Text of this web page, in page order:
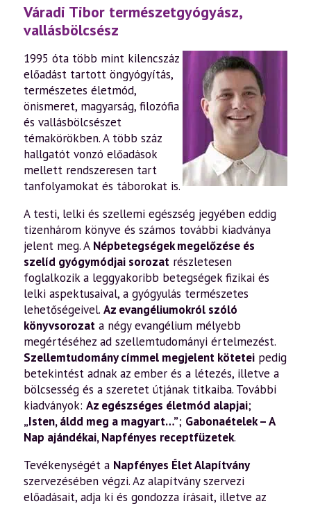
Váradi Tibor természetgyógyász,
vallásbölcsész
1995 óta több mint kilencszáz
előadást tartott öngyógyítás,
természetes életmód,
önismeret, magyarság, filozófia
és vallásbölcsészet
témakörökben. A több száz
hallgatót vonzó előadások
mellett rendszeresen tart
tanfolyamokat és táborokat is.
A testi, lelki és szellemi egészség jegyében eddig
tizenhárom könyve és számos további kiadványa
jelent meg. A Népbetegségek megelőzése és
szelíd gyógymódjai sorozat részletesen
foglalkozik a leggyakoribb betegségek fizikai és
lelki aspektusaival, a gyógyulás természetes
lehetőségeivel. Az evangéliumokról szóló
könyvsorozat a négy evangélium mélyebb
megértéséhez ad szellemtudományi értelmezést.
Szellemtudomány címmel megjelent kötetei pedig
betekintést adnak az ember és a létezés, illetve a
bölcsesség és a szeretet útjának titkaiba. További
kiadványok: Az egészséges életmód alapjai;
„Isten, áldd meg a magyart…”; Gabonaételek – A
Nap ajándékai,Napfényes receptfüzetek.
Tevékenységét a Napfényes Élet Alapítvány
szervezésében végzi. Az alapítvány szervezi
előadásait, adja ki és gondozza írásait, illetve az